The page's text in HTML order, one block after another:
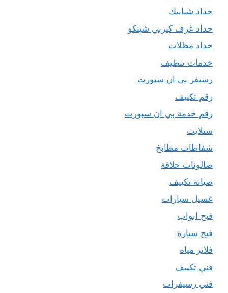
حداد شبابيك
حداد غرف كيربي شينكو
حداد مظلات
خدمات تنظيف
رسيفر بي ان سبورت
رقم تكييف
رقم خدمة بي ان سبورت
ستلايت
شفاطات مطابخ
صالونات حلاقة
صيانة تكييف
غسيل سيارات
فتح ابواب
فتح سيارة
فلاتر مياه
فني تكييف
فني رسيفرات